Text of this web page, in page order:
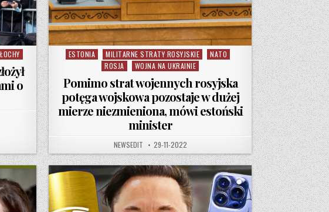
o
Posted in
ESTONIA MILITARNE STRATY ROSYJSKIE
NATO
ROSJA
WOJNA NA UKRAINIE
Pomimo strat wojennych rosyjska
potęga wojskowa pozostaje w dużej
mierze niezmieniona, mówi estoński
minister
AUTHOR:
NEWSEDIT PUBLISHED DATE:
29-11-2022